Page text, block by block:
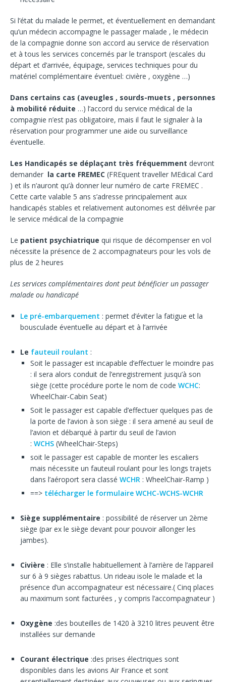
Si l’état du malade le permet, et éventuellement en demandant
qu’un médecin accompagne le passager malade , le médecin
de la compagnie donne son accord au service de réservation
et à tous les services concernés par le transport (escales du
départ et d’arrivée, équipage, services techniques pour du
matériel complémentaire éventuel: civière , oxygène …)
Dans certains cas (aveugles , sourds-muets , personnes
à mobilité réduite …) l’accord du service médical de la
compagnie n’est pas obligatoire, mais il faut le signaler à la
réservation pour programmer une aide ou surveillance
éventuelle.
Les Handicapés se déplaçant très fréquemment devront
demander la carte FREMEC (FREquent traveller MEdical Card
) et ils n’auront qu’à donner leur numéro de carte FREMEC .
Cette carte valable 5 ans s’adresse principalement aux
handicapés stables et relativement autonomes est délivrée par
le service médical de la compagnie
Le patient psychiatrique qui risque de décompenser en vol
nécessite la présence de 2 accompagnateurs pour les vols de
plus de 2 heures
Les services complémentaires dont peut bénéficier un passager
malade ou handicapé
Le pré-embarquement : permet d’éviter la fatigue et la
bousculade éventuelle au départ et à l’arrivée
Le fauteuil roulant :
Soit le passager est incapable d’effectuer le moindre pas
: il sera alors conduit de l’enregistrement jusqu’à son
siège (cette procédure porte le nom de code WCHC:
WheelChair-Cabin Seat)
Soit le passager est capable d’effectuer quelques pas de
la porte de l’avion à son siège : il sera amené au seuil de
l’avion et débarqué à partir du seuil de l’avion
: WCHS (WheelChair-Steps)
soit le passager est capable de monter les escaliers
mais nécessite un fauteuil roulant pour les longs trajets
dans l’aéroport sera classé WCHR : WheelChair-Ramp )
==> télécharger le formulaire WCHC-WCHS-WCHR
Siège supplémentaire : possibilité de réserver un 2ème
siège (par ex le siège devant pour pouvoir allonger les
jambes).
Civière : Elle s’installe habituellement à l’arrière de l’appareil
sur 6 à 9 sièges rabattus. Un rideau isole le malade et la
présence d’un accompagnateur est nécessaire.( Cinq places
au maximum sont facturées , y compris l’accompagnateur )
Oxygène :des bouteilles de 1420 à 3210 litres peuvent être
installées sur demande
Courant électrique :des prises électriques sont
disponibles dans les avions Air France et sont